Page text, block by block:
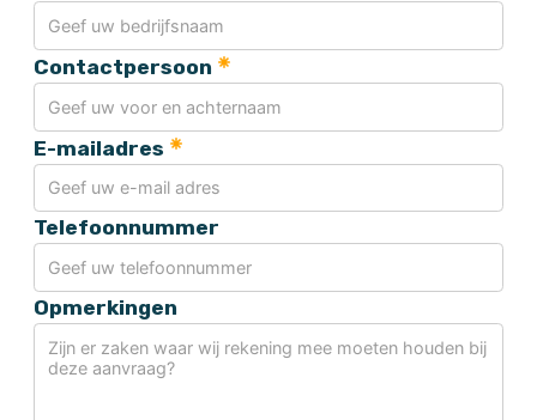
Contactpersoon
E-mailadres
Telefoonnummer
Opmerkingen